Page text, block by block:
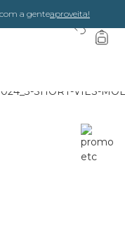
a genteaproveita!